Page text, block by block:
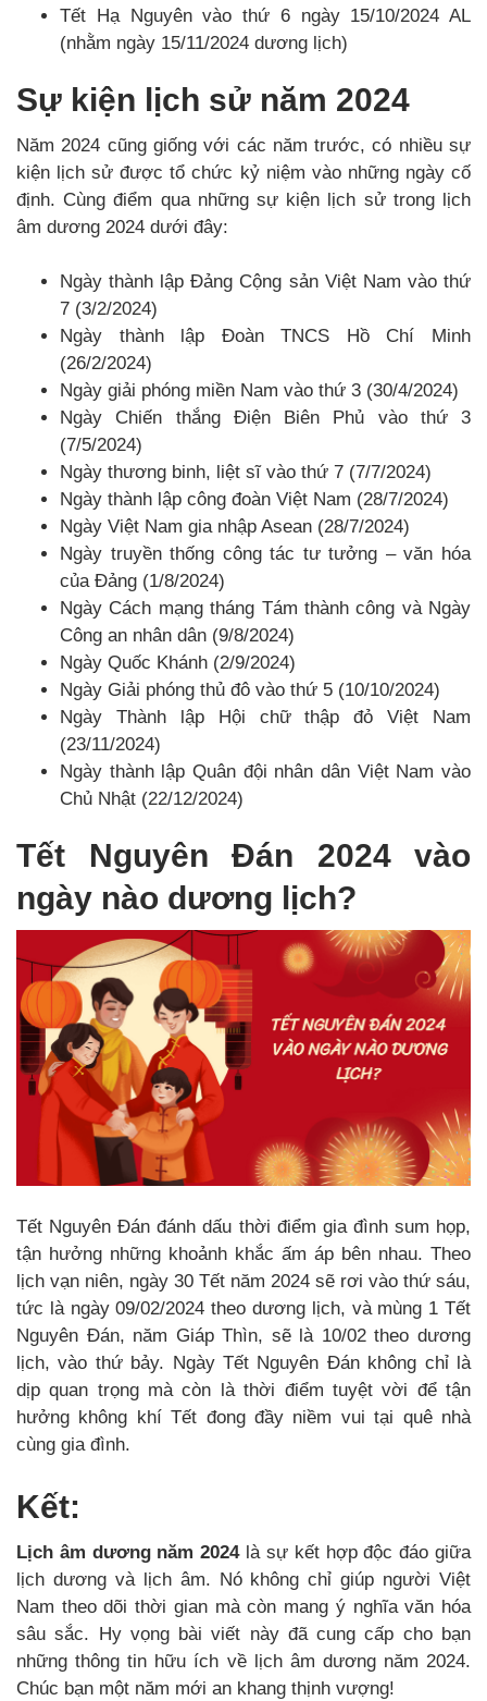
Tết Hạ Nguyên vào thứ 6 ngày 15/10/2024 AL
(nhằm ngày 15/11/2024 dương lịch)
Sự kiện lịch sử năm 2024
Năm 2024 cũng giống với các năm trước, có nhiều sự
kiện lịch sử được tổ chức kỷ niệm vào những ngày cố
định. Cùng điểm qua những sự kiện lịch sử trong lịch
âm dương 2024 dưới đây:
Ngày thành lập Đảng Cộng sản Việt Nam vào thứ
7 (3/2/2024)
Ngày thành lập Đoàn TNCS Hồ Chí Minh
(26/2/2024)
Ngày giải phóng miền Nam vào thứ 3 (30/4/2024)
Ngày Chiến thắng Điện Biên Phủ vào thứ 3
(7/5/2024)
Ngày thương binh, liệt sĩ vào thứ 7 (7/7/2024)
Ngày thành lập công đoàn Việt Nam (28/7/2024)
Ngày Việt Nam gia nhập Asean (28/7/2024)
Ngày truyền thống công tác tư tưởng – văn hóa
của Đảng (1/8/2024)
Ngày Cách mạng tháng Tám thành công và Ngày
Công an nhân dân (9/8/2024)
Ngày Quốc Khánh (2/9/2024)
Ngày Giải phóng thủ đô vào thứ 5 (10/10/2024)
Ngày Thành lập Hội chữ thập đỏ Việt Nam
(23/11/2024)
Ngày thành lập Quân đội nhân dân Việt Nam vào
Chủ Nhật (22/12/2024)
Tết Nguyên Đán 2024 vào
ngày nào dương lịch?
Tết Nguyên Đán đánh dấu thời điểm gia đình sum họp,
tận hưởng những khoảnh khắc ấm áp bên nhau. Theo
lịch vạn niên, ngày 30 Tết năm 2024 sẽ rơi vào thứ sáu,
tức là ngày 09/02/2024 theo dương lịch, và mùng 1 Tết
Nguyên Đán, năm Giáp Thìn, sẽ là 10/02 theo dương
lịch, vào thứ bảy. Ngày Tết Nguyên Đán không chỉ là
dịp quan trọng mà còn là thời điểm tuyệt vời để tận
hưởng không khí Tết đong đầy niềm vui tại quê nhà
cùng gia đình.
Kết:
Lịch âm dương năm 2024là sự kết hợp độc đáo giữa
lịch dương và lịch âm. Nó không chỉ giúp người Việt
Nam theo dõi thời gian mà còn mang ý nghĩa văn hóa
sâu sắc. Hy vọng bài viết này đã cung cấp cho bạn
những thông tin hữu ích về lịch âm dương năm 2024.
Chúc bạn một năm mới an khang thịnh vượng!